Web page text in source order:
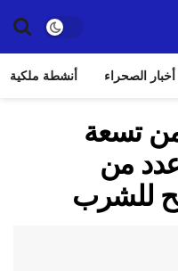
أخبار الصحراء أنشطة ملكية
تسعة
عدد من
للشرب